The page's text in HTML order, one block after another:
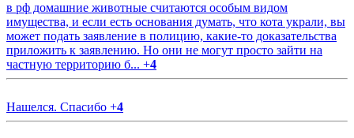
в рф домашние животные считаются особым видом
имущества, и если есть основания думать, что кота украли, вы
может подать заявление в полицию, какие-то доказательства
приложить к заявлению. Но они не могут просто зайти на
частную территорию б... +4
Нашелся. Спасибо +4